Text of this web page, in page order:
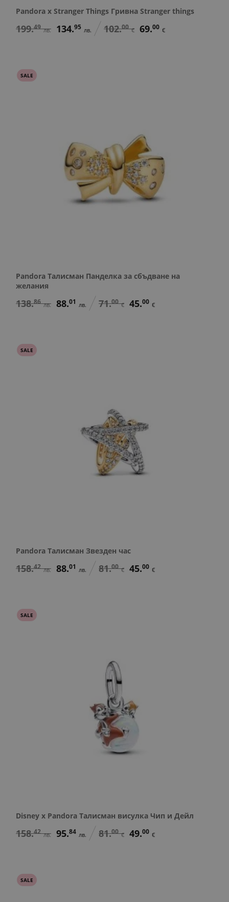
Pandora x Stranger Things Гривна Stranger things
199.49 лв. 134.95 лв. 102.00 € 69.00 €
SALE
Pandora Талисман Панделка за сбъдване на
желания
138.86 лв. 88.01 лв. 71.00 € 45.00 €
SALE
Pandora Талисман Звезден час
158.42 лв. 88.01 лв. 81.00 € 45.00 €
SALE
Disney x Pandora Талисман висулка Чип и Дейл
158.42 лв. 95.84 лв. 81.00 € 49.00 €
SALE